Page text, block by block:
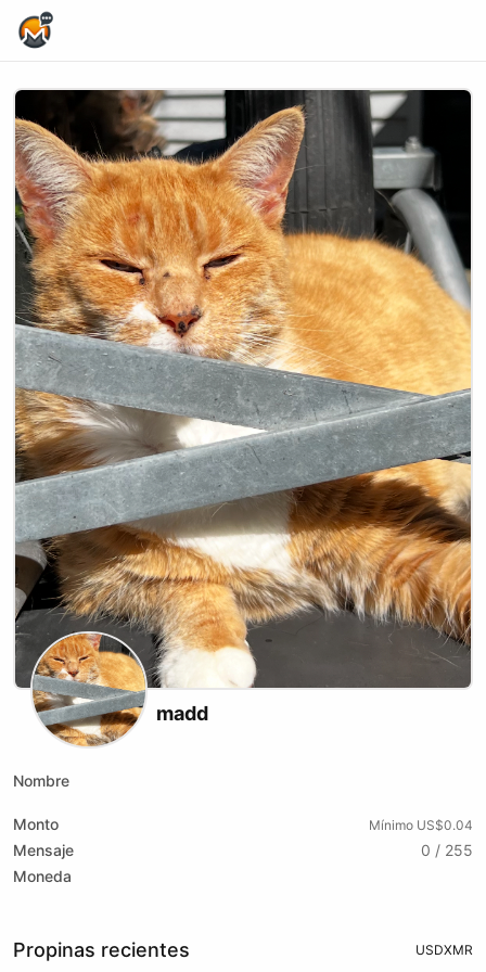
madd
Nombre
Monto Mínimo US$0.04
Mensaje
0 / 255
Moneda
Propinas recientes USDXMR